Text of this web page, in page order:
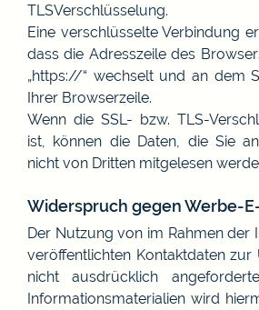
TLSVerschlüsselung.
Eine verschlüsselte Verbindung
dass die Adresszeile des
„https://“ wechselt und an dem
Ihrer Browserzeile.
Wenn die SSL- bzw. TLS-
ist, können die Daten, die Sie
nicht von Dritten mitgelesen
Widerspruch gegen Werbe-
Der Nutzung von im Rahmen der
veröffentlichten Kontaktdaten
nicht ausdrücklich
Informationsmaterialien wird